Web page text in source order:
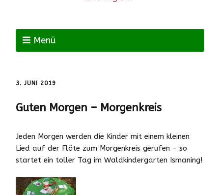
Menü
3. JUNI 2019
Guten Morgen – Morgenkreis
Jeden Morgen werden die Kinder mit einem kleinen
Lied auf der Flöte zum Morgenkreis gerufen – so
startet ein toller Tag im Waldkindergarten Ismaning!